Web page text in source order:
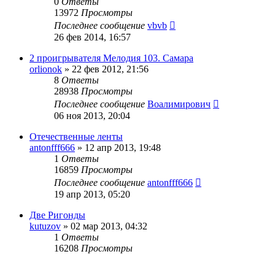
13972 Просмотры
Последнее сообщение vbvb
26 фев 2014, 16:57
2 проигрывателя Мелодия 103. Самара
orlionok » 22 фев 2012, 21:56
8 Ответы
28938 Просмотры
Последнее сообщение Воалимирович
06 ноя 2013, 20:04
Отечественные ленты
antonfff666 » 12 апр 2013, 19:48
1 Ответы
16859 Просмотры
Последнее сообщение antonfff666
19 апр 2013, 05:20
Две Ригонды
kutuzov » 02 мар 2013, 04:32
1 Ответы
16208 Просмотры